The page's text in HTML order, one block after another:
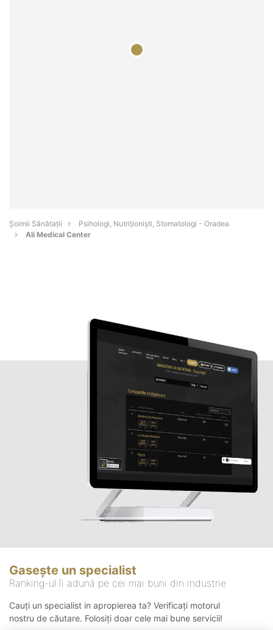
Şoimii Sănătații
Psihologi, Nutriționiști, Stomatologi - Oradea
Ali Medical Center
Gasește un specialist
Ranking-ul îi adună pe cei mai buni din industrie
Cauți un specialist in apropierea ta? Verificați motorul
nostru de căutare. Folosiți doar cele mai bune servicii!